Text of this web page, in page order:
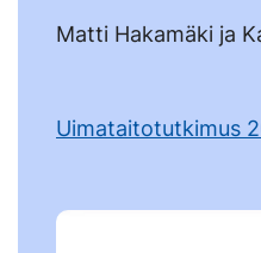
Matti Hakamäki ja
Uimataitotutkimus